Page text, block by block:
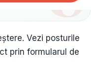
Vezi posturile
prin formularul de